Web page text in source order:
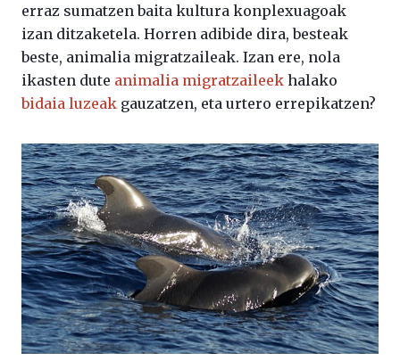
erraz sumatzen baita kultura konplexuagoak
izan ditzaketela. Horren adibide dira, besteak
beste, animalia migratzaileak. Izan ere, nola
ikasten dute animalia migratzaileek halako
bidaia luzeak gauzatzen, eta urtero errepikatzen?